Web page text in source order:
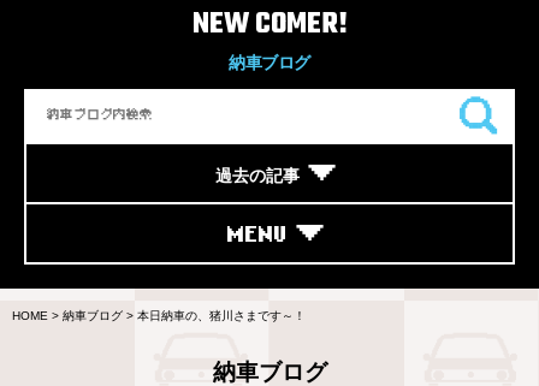
NEW COMER!
納車ブログ
過去の記事
MENU
HOME > 納車ブログ > 本日納車の、猪川さまです～！
納車ブログ